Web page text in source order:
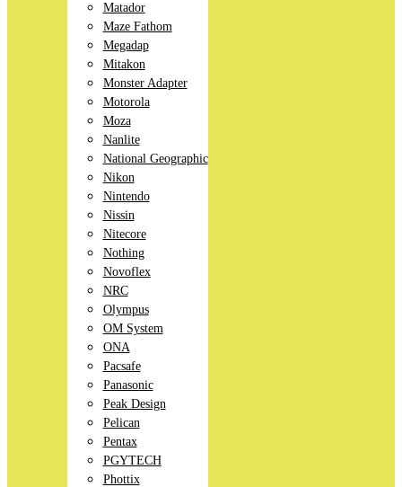
Matador
Maze Fathom
Megadap
Mitakon
Monster Adapter
Motorola
Moza
Nanlite
National Geographic
Nikon
Nintendo
Nissin
Nitecore
Nothing
Novoflex
NRC
Olympus
OM System
ONA
Pacsafe
Panasonic
Peak Design
Pelican
Pentax
PGYTECH
Phottix